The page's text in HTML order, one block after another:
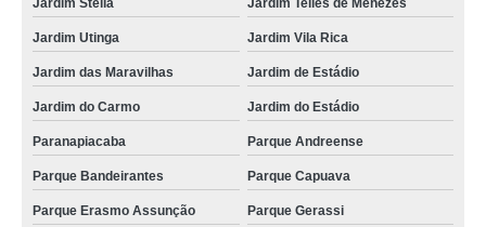
Jardim Stella Jardim Telles de Menezes
Jardim Utinga Jardim Vila Rica
Jardim das Maravilhas Jardim de Estádio
Jardim do Carmo Jardim do Estádio
Paranapiacaba Parque Andreense
Parque Bandeirantes Parque Capuava
Parque Erasmo Assunção Parque Gerassi